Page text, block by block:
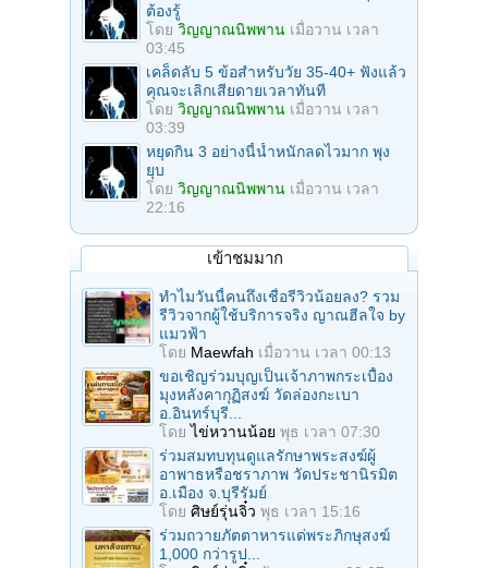
ต้องรู้
โดย วิญญาณนิพพาน เมื่อวาน เวลา
03:45
เคล็ดลับ 5 ข้อสำหรับวัย 35-40+ ฟังแล้ว
คุณจะเลิกเสียดายเวลาทันที
โดย วิญญาณนิพพาน เมื่อวาน เวลา
03:39
หยุดกิน 3 อย่างนี้น้ำหนักลดไวมาก พุง
ยุบ
โดย วิญญาณนิพพาน เมื่อวาน เวลา
22:16
เข้าชมมาก
ทำไมวันนี้คนถึงเชื่อรีวิวน้อยลง? รวม
รีวิวจากผู้ใช้บริการจริง ญาณฮีลใจ by
แมวฟ้า
โดย Maewfah เมื่อวาน เวลา 00:13
ขอเชิญร่วมบุญเป็นเจ้าภาพกระเบื้อง
มุงหลังคากุฏิสงฆ์ วัดล่องกะเบา
อ.อินทร์บุรี...
โดยไข่หวานน้อย พุธ เวลา 07:30
ร่วมสมทบทุนดูแลรักษาพระสงฆ์ผู้
อาพาธหรือชราภาพ วัดประชานิรมิต
อ.เมือง จ.บุรีรัมย์
โดย ศิษย์รุ่นจิ๋ว พุธ เวลา 15:16
ร่วมถวายภัตตาหารแด่พระภิกษุสงฆ์
1,000 กว่ารูป...